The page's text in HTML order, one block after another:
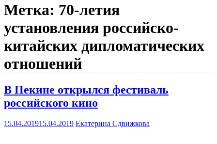
Метка: 70-летия
установления российско-
китайских дипломатических
отношений
В Пекине открылся фестиваль
российского кино
15.04.201915.04.2019 Екатерина Сдвижкова